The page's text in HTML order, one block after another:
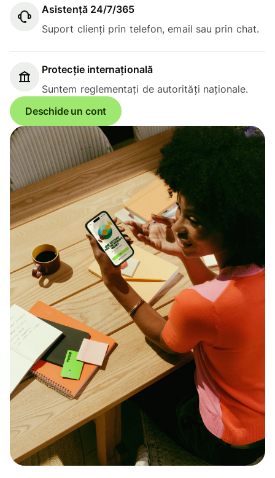
Asistență 24/7/365
Suport clienți prin telefon, email sau prin chat.
Protecție internațională
Suntem reglementați de autorități naționale.
Deschide un cont